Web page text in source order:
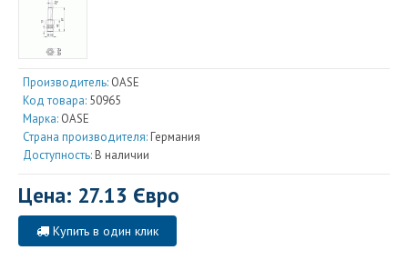
Производитель: OASE
Код товара: 50965
Марка: OASE
Страна производителя: Германия
Доступность: В наличии
Цена: 27.13 Євро
Купить в один клик